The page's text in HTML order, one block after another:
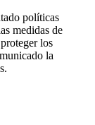
políticas
medidas de
los
la